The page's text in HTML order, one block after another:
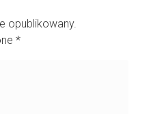
opublikowany.
*